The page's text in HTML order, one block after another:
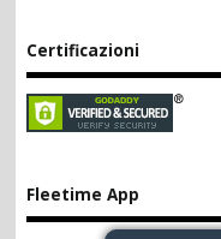
Certificazioni
Fleetime App